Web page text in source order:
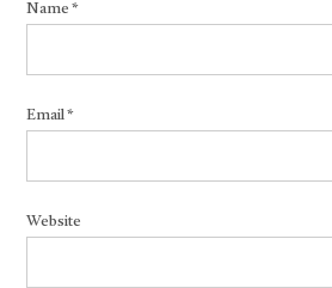
Name*
Email*
Website